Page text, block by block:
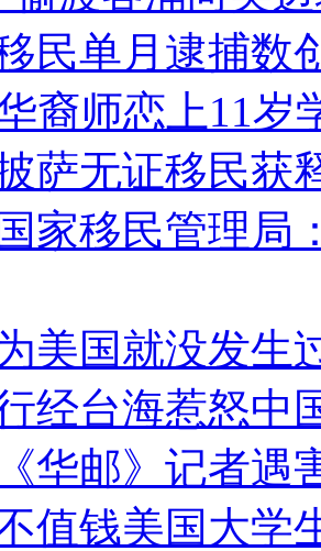
民单月逮捕数
裔师恋上11岁
萨无证移民获
家移民管理局
美国就没发生
经台海惹怒中
华邮》记者遇
值钱美国大学